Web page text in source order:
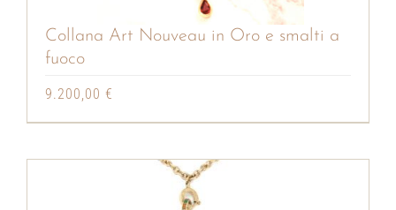
Collana Art Nouveau in Oro e smalti a
fuoco
9.200,00 €